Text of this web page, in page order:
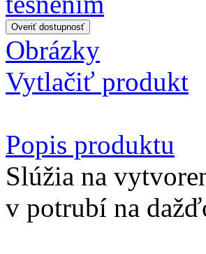
Obrázky
Vytlačiť produkt
Popis produktu
Slúžia na
v potrubí na